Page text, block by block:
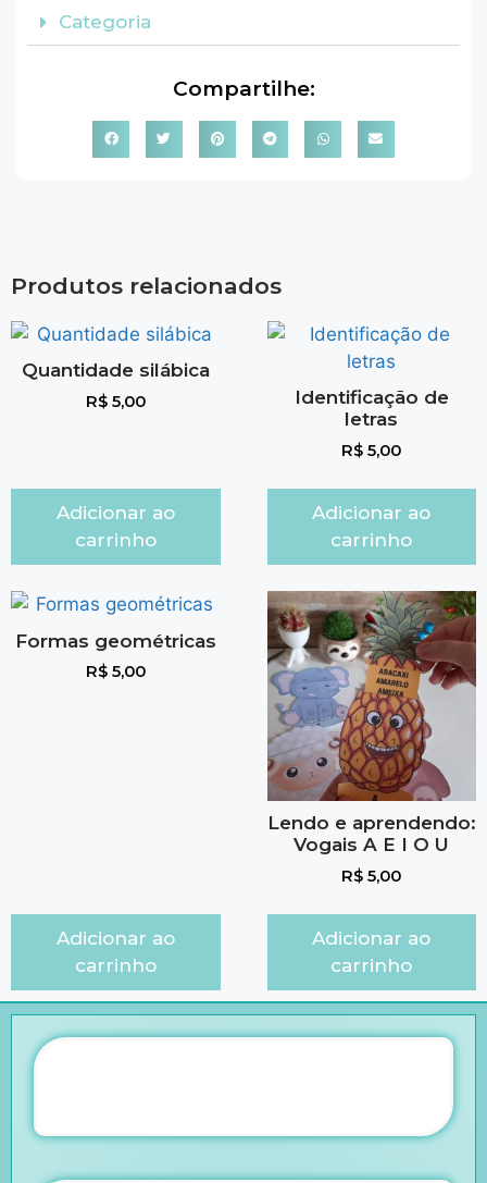
Categoria
Compartilhe:
Produtos relacionados
Quantidade silábica
R$5,00
Adicionar ao
carrinho
Identificação de
letras
R$ 5,00
Adicionar ao
carrinho
Formas geométricas
R$5,00
Adicionar ao
carrinho
Lendo e aprendendo:
Vogais A E I O U
R$ 5,00
Adicionar ao
carrinho